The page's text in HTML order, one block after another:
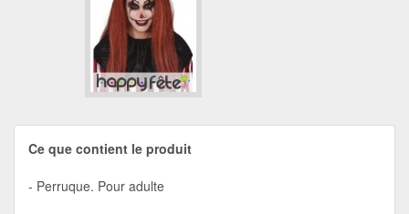
Ce que contient le produit
Perruque. Pour adulte